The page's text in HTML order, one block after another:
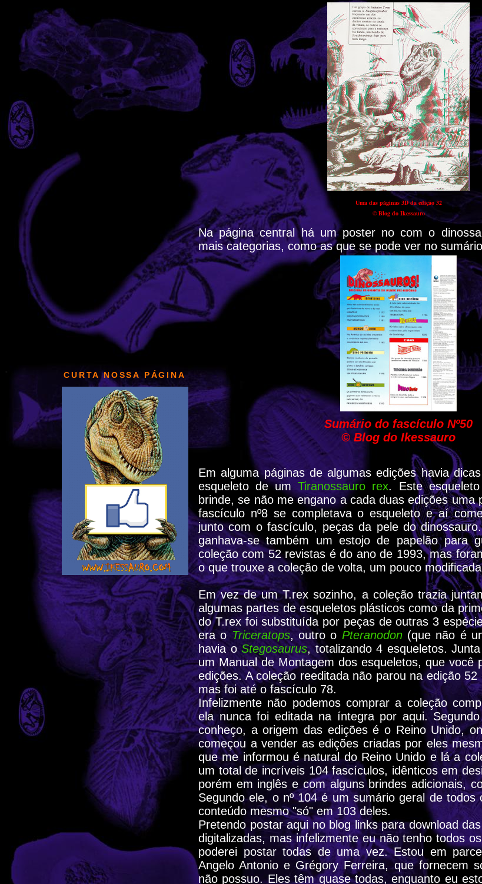
CURTA NOSSA PÁGINA
Uma das páginas 3D da edição 32
© Blog do Ikessauro
Na página central há um poster no com o
mais categorias, como as que se pode ver no
Sumário do fascículo Nº50
© Blog do Ikessauro
Em alguma páginas de algumas edições havia
esqueleto de umTiranossauro rex. Este
brinde, se não me engano a cada duas edições uma
fascículo nº8 se completava o esqueleto e aí
junto com o fascículo, peças da pele do
ganhava-se também um estojo de papelão para
coleção com 52 revistas é do ano de 1993, mas
o que trouxe a coleção de volta, um pouco
Em vez de um T.rex sozinho, a coleção trazia
algumas partes de esqueletos plásticos como da
do T.rex foi substituída por peças de outras 3
era o Triceratops, outro o Pteranodon (que não é
havia o Stegosaurus, totalizando 4 esqueletos.
um Manual de Montagem dos esqueletos, que você
edições. A coleção reeditada não parou na edição
mas foi até o fascículo 78.
Infelizmente não podemos comprar a coleção
ela nunca foi editada na íntegra por aqui.
conheço, a origem das edições é o Reino Unido,
começou a vender as edições criadas por eles
que me informou é natural do Reino Unido e lá a
um total de incríveis 104 fascículos, idênticos em
porém em inglês e com alguns brindes adicionais,
Segundo ele, o nº 104 é um sumário geral de todos
conteúdo mesmo "só" em 103 deles.
Pretendo postar aqui no blog links para download
digitalizadas, mas infelizmente eu não tenho todos
poderei postar todas de uma vez. Estou em
Angelo Antonio e Grégory Ferreira, que fornecem
não possuo. Eles têm quase todas, enquanto eu